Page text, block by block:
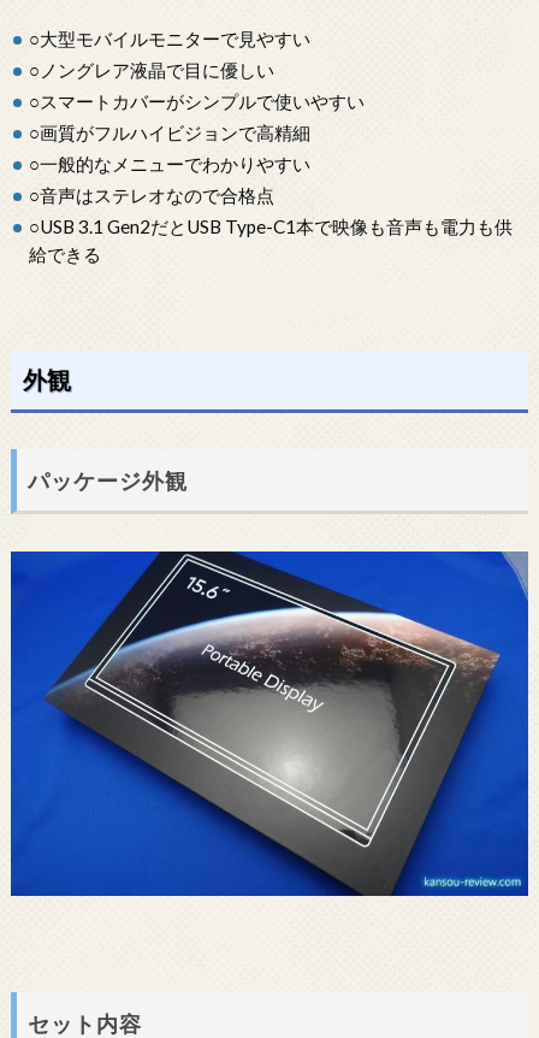
○大型モバイルモニターで見やすい
○ノングレア液晶で目に優しい
○スマートカバーがシンプルで使いやすい
○画質がフルハイビジョンで高精細
○一般的なメニューでわかりやすい
○音声はステレオなので合格点
○USB 3.1 Gen2だとUSB Type-C1本で映像も音声も電力も供
給できる
外観
パッケージ外観
セット内容